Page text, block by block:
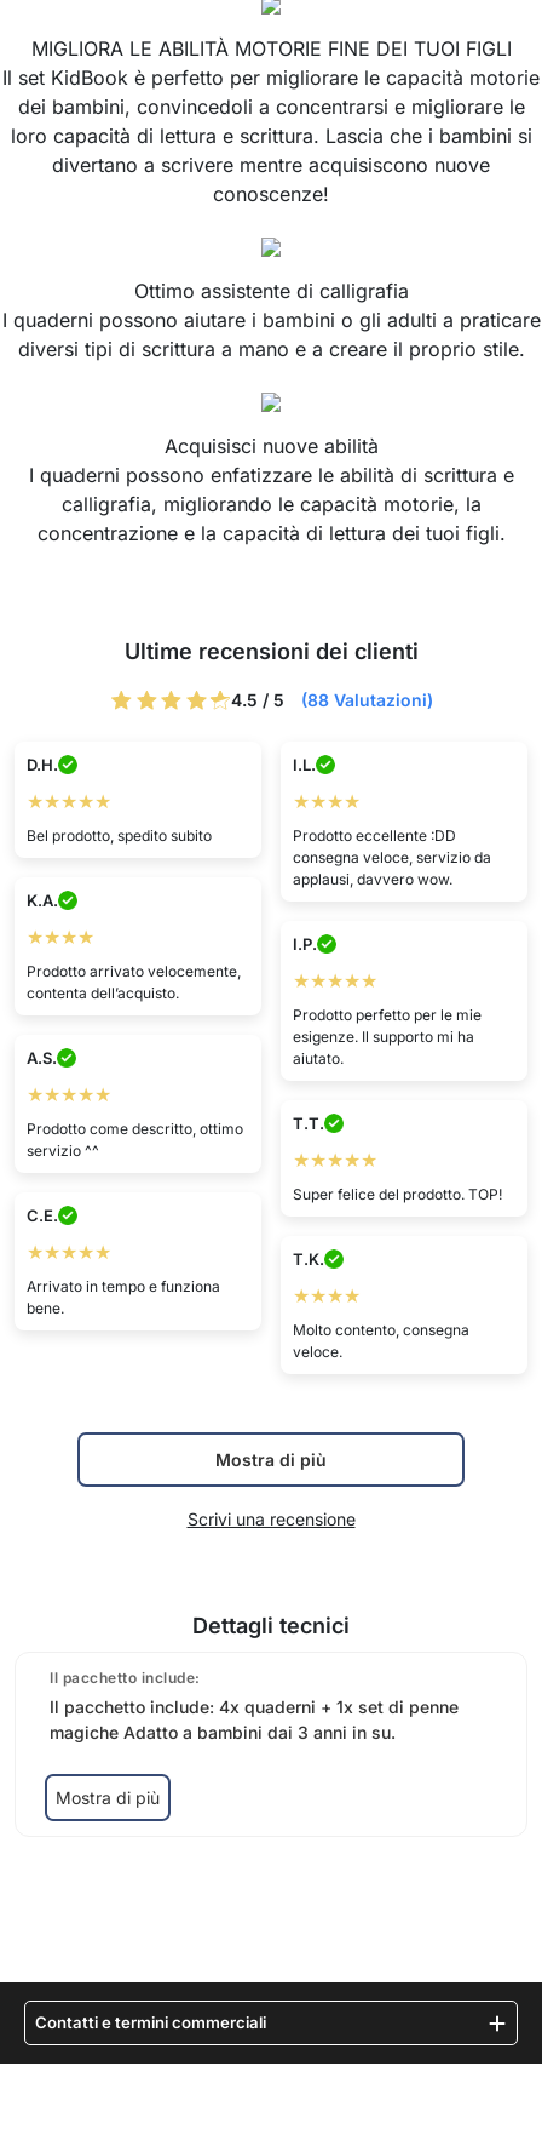
MIGLIORA LE ABILITÀ MOTORIE FINE DEI TUOI FIGLI
Il set KidBook è perfetto per migliorare le capacità motorie
dei bambini, convincedoli a concentrarsi e migliorare le
loro capacità di lettura e scrittura. Lascia che i bambini si
divertano a scrivere mentre acquisiscono nuove
conoscenze!
Ottimo assistente di calligrafia
I quaderni possono aiutare i bambini o gli adulti a praticare
diversi tipi di scrittura a mano e a creare il proprio stile.
Acquisisci nuove abilità
I quaderni possono enfatizzare le abilità di scrittura e
calligrafia, migliorando le capacità motorie, la
concentrazione e la capacità di lettura dei tuoi figli.
Ultime recensioni dei clienti
4.5 / 5 (88 Valutazioni)
D.H.
★★★★★
Bel prodotto, spedito subito
I.L.
★★★★
Prodotto eccellente :DD
consegna veloce, servizio da
applausi, davvero wow.
K.A.
★★★★
Prodotto arrivato velocemente,
contenta dell’acquisto.
I.P.
★★★★★
Prodotto perfetto per le mie
esigenze. Il supporto mi ha
aiutato.
A.S.
★★★★★
Prodotto come descritto, ottimo
servizio ^^
T.T.
★★★★★
Super felice del prodotto. TOP!
C.E.
★★★★★
Arrivato in tempo e funziona
bene.
T.K.
★★★★
Molto contento, consegna
veloce.
Mostra di più
Scrivi una recensione
Dettagli tecnici
Il pacchetto include:
Il pacchetto include: 4x quaderni + 1x set di penne
magiche Adatto a bambini dai 3 anni in su.
Mostra di più
Contatti e termini commerciali